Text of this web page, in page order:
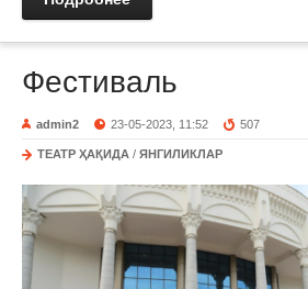
Фестиваль
admin2 23-05-2023, 11:52 507
ТЕАТР ҲАҚИДА / ЯНГИЛИКЛАР